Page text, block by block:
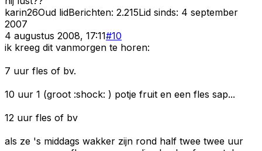
karin26Oud lidBerichten: 2.215Lid sinds: 4 september
2007
4 augustus 2008, 17:11#10
ik kreeg dit vanmorgen te horen:
7 uur fles of bv.
10 uur 1 (groot :shock: ) potje fruit en een fles sap...
12 uur fles of bv
als ze 's middags wakker zijn rond half twee twee uur